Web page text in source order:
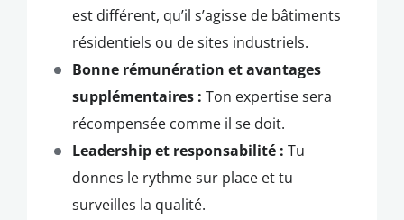
est différent, qu’il s’agisse de bâtiments
résidentiels ou de sites industriels.
Bonne rémunération et avantages
supplémentaires : Ton expertise sera
récompensée comme il se doit.
Leadership et responsabilité : Tu
donnes le rythme sur place et tu
surveilles la qualité.